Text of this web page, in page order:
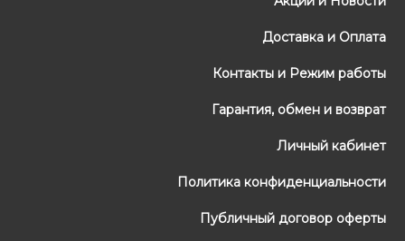
Доставка и Оплата
Контакты и Режим работы
Гарантия, обмен и возврат
Личный кабинет
Политика конфиденциальности
Публичный договор оферты